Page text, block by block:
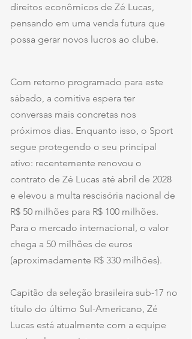
direitos econômicos de Zé Lucas,
pensando em uma venda futura que
possa gerar novos lucros ao clube.
Com retorno programado para este
sábado, a comitiva espera ter
conversas mais concretas nos
próximos dias. Enquanto isso, o Sport
segue protegendo o seu principal
ativo: recentemente renovou o
contrato de Zé Lucas até abril de 2028
e elevou a multa rescisória nacional de
R$ 50 milhões para R$ 100 milhões.
Para o mercado internacional, o valor
chega a 50 milhões de euros
(aproximadamente R$ 330 milhões).
Capitão da seleção brasileira sub-17 no
título do último Sul-Americano, Zé
Lucas está atualmente com a equipe